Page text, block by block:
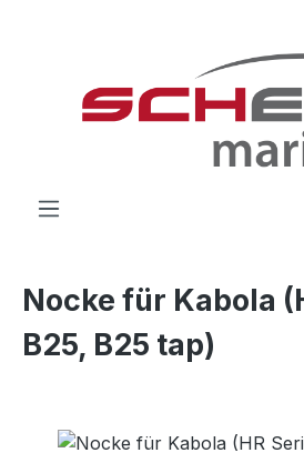
Nocke für Kabola
B25, B25 tap)
Bildergalerie überspringen